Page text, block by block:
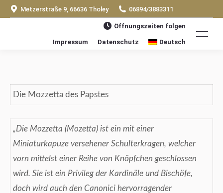
Metzerstraße 9, 66636 Tholey 06894/3883311
Öffnungszeiten folgen
Impressum Datenschutz Deutsch
Die Mozzetta des Papstes
„Die Mozzetta (Mozetta) ist ein mit einer
Miniaturkapuze versehener Schulterkragen, welcher
vorn mittelst einer Reihe von Knöpfchen geschlossen
wird. Sie ist ein Privileg der Kardinäle und Bischöfe,
doch wird auch den Canonici hervorragender